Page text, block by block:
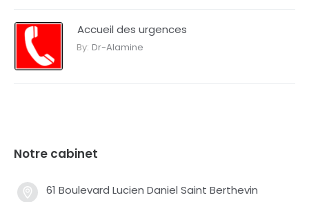
Accueil des urgences
By: Dr-Alamine
Notre cabinet
61 Boulevard Lucien Daniel Saint Berthevin